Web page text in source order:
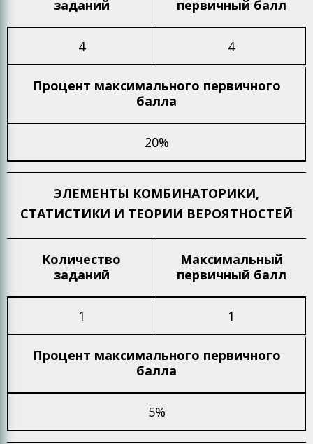
заданий
первичный балл
4 4
Процент максимального первичного
балла
20%
ЭЛЕМЕНТЫ КОМБИНАТОРИКИ,
СТАТИСТИКИ И ТЕОРИИ ВЕРОЯТНОСТЕЙ
Количество
заданий
Максимальный
первичный балл
1 1
Процент максимального первичного
балла
5%